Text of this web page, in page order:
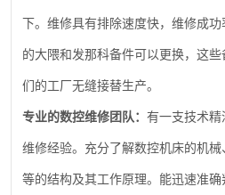
下。维修具有排除速度快，维修成
的大隈和发那科备件可以更换，这
们的工厂无缝接替生产。
专业的数控维修团队： 有一支技术精
维修经验。充分了解数控机床的机
等的结构及其工作原理。能迅速准